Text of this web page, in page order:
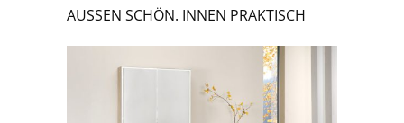
AUSSEN SCHÖN. INNEN PRAKTISCH